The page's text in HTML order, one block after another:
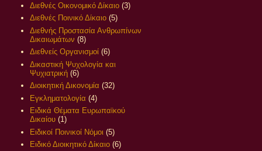
Διεθνές Οικονομικό Δίκαιο (3)
Διεθνές Ποινικό Δίκαιο (5)
Διεθνής Προστασία Ανθρωπίνων
Δικαιωμάτων (8)
Διεθνείς Οργανισμοί (6)
Δικαστική Ψυχολογία και
Ψυχιατρική (6)
Διοικητική Δικονομία (32)
Εγκληματολογία (4)
Ειδικά Θέματα Ευρωπαϊκού
Δικαίου (1)
Ειδικοί Ποινικοί Νόμοι (5)
Ειδικό Διοικητικό Δίκαιο (6)